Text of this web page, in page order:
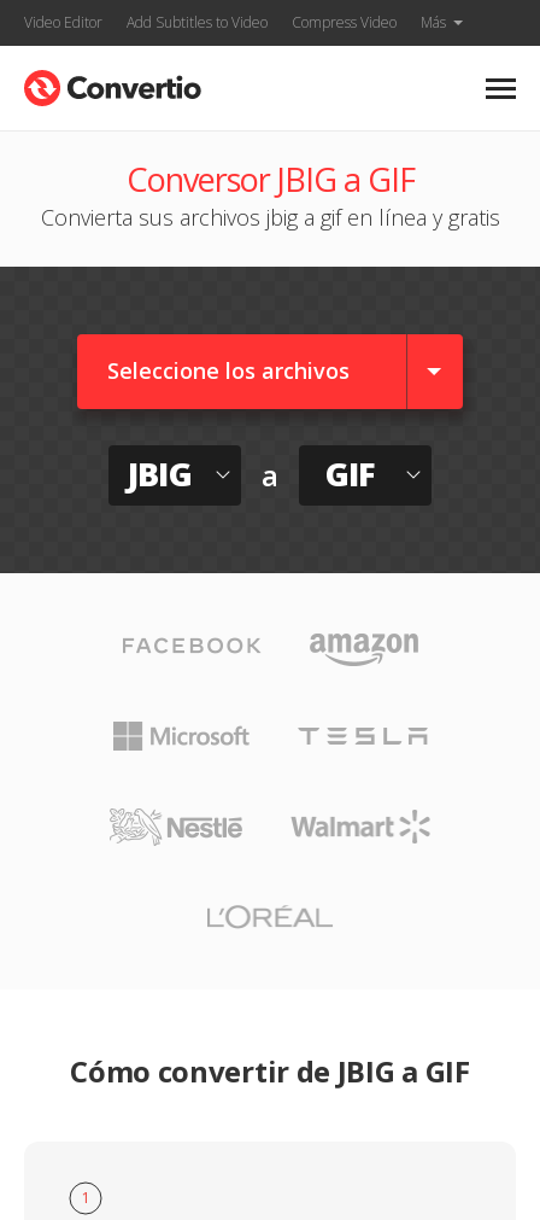
Video Editor Add Subtitles to Video Compress Video Más
Conversor JBIG a GIF
Convierta sus archivos jbig a gif en línea y gratis
Seleccione los archivos
JBIG a GIF
Cómo convertir de JBIG a GIF
1